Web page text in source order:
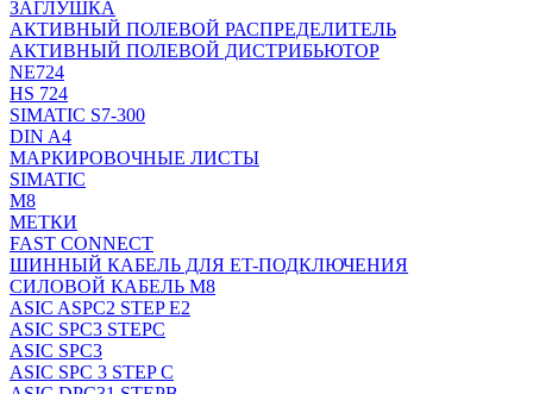
ЗАГЛУШКА
АКТИВНЫЙ ПОЛЕВОЙ РАСПРЕДЕЛИТЕЛЬ
АКТИВНЫЙ ПОЛЕВОЙ ДИСТРИБЬЮТОР
NE724
HS 724
SIMATIC S7-300
DIN A4
МАРКИРОВОЧНЫЕ ЛИСТЫ
SIMATIC
M8
МЕТКИ
FAST CONNECT
ШИННЫЙ КАБЕЛЬ ДЛЯ ET-ПОДКЛЮЧЕНИЯ
СИЛОВОЙ КАБЕЛЬ M8
ASIC ASPC2 STEP E2
ASIC SPC3 STEPC
ASIC SPC3
ASIC SPC 3 STEP C